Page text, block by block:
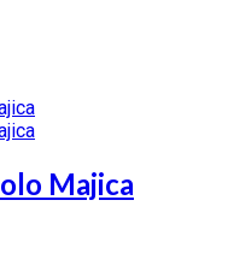
Majica